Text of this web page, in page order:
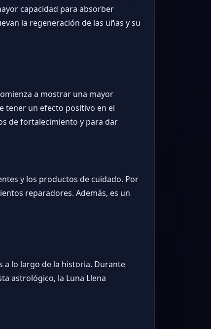
capacidad para absorber
la regeneración de las uñas y su
a mostrar una mayor
tener un efecto positivo en el
de fortalecimiento y para dar
y los productos de cuidado. Por
reparadores. Además, es un
a lo largo de la historia. Durante
astrológico, la Luna Llena